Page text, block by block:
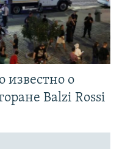
известно о
Balzi Rossi